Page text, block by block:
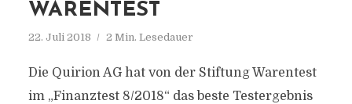
WARENTEST
22. Juli 2018 2 Min. Lesedauer
Die Quirion AG hat von der Stiftung Warentest
im „Finanztest 8/2018“ das beste Testergebnis